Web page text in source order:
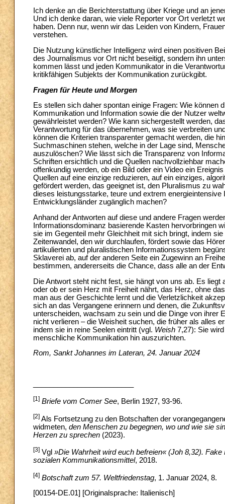
Ich denke an die Berichterstattung über Kriege und an
Und ich denke daran, wie viele Reporter vor Ort verletzt
haben. Denn nur, wenn wir das Leiden von Kindern,
verstehen.
Die Nutzung künstlicher Intelligenz wird einen positiven
des Journalismus vor Ort nicht beseitigt, sondern ihn
kommen lässt und jeden Kommunikator in die
kritikfähigen Subjekts der Kommunikation zurückgibt.
Fragen für Heute und Morgen
Es stellen sich daher spontan einige Fragen: Wie können
Kommunikation und Information sowie die der Nutzer
gewährleistet werden? Wie kann sichergestellt werden,
Verantwortung für das übernehmen, was sie verbreiten
können die Kriterien transparenter gemacht werden, die
Suchmaschinen stehen, welche in der Lage sind,
auszulöschen? Wie lässt sich die Transparenz von
Schriften ersichtlich und die Quellen nachvollziehbar
offenkundig werden, ob ein Bild oder ein Video ein
Quellen auf eine einzige reduzieren, auf ein einziges,
gefördert werden, das geeignet ist, den Pluralismus zu
dieses leistungsstarke, teure und extrem
Entwicklungsländer zugänglich machen?
Anhand der Antworten auf diese und andere Fragen
Informationsdominanz basierende Kasten hervorbringen
sie im Gegenteil mehr Gleichheit mit sich bringt, indem
Zeitenwandel, den wir durchlaufen, fördert sowie das
artikulierten und pluralistischen Informationssystem
Sklaverei ab, auf der anderen Seite ein Zugewinn an
bestimmen, andererseits die Chance, dass alle an der
Die Antwort steht nicht fest, sie hängt von uns ab. Es
oder ob er sein Herz mit Freiheit nährt, das Herz, ohne
man aus der Geschichte lernt und die Verletzlichkeit
sich an das Vergangene erinnern und denen, die
unterscheiden, wachsam zu sein und die Dinge von ihrer
nicht verlieren – die Weisheit suchen, die früher als alles
indem sie in reine Seelen eintritt (vgl. Weish 7,27): Sie
menschliche Kommunikation hin auszurichten.
Rom, Sankt Johannes im Lateran, 24. Januar 2024
[1] Briefe vom Comer See, Berlin 1927, 93-96.
[2] Als Fortsetzung zu den Botschaften der
widmeten, den Menschen zu begegnen, wo und wie sie
Herzen zu sprechen (2023).
[3] Vgl »Die Wahrheit wird euch befreien« (Joh 8,32).
sozialen Kommunikationsmittel, 2018.
[4] Botschaft zum 57. Weltfriedenstag, 1. Januar 2024, 8.
[00154-DE.01] [Originalsprache: Italienisch]